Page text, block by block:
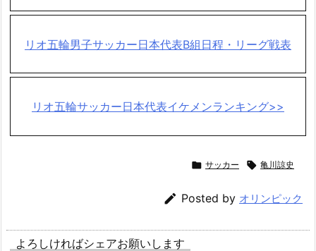
リオ五輪男子サッカー日本代表B組日程・リーグ戦表
リオ五輪サッカー日本代表イケメンランキング>>
 サッカー  亀川諒史
 Posted by オリンピック
よろしければシェアお願いします